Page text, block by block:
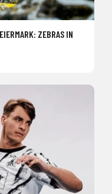
ZEBRAS IN